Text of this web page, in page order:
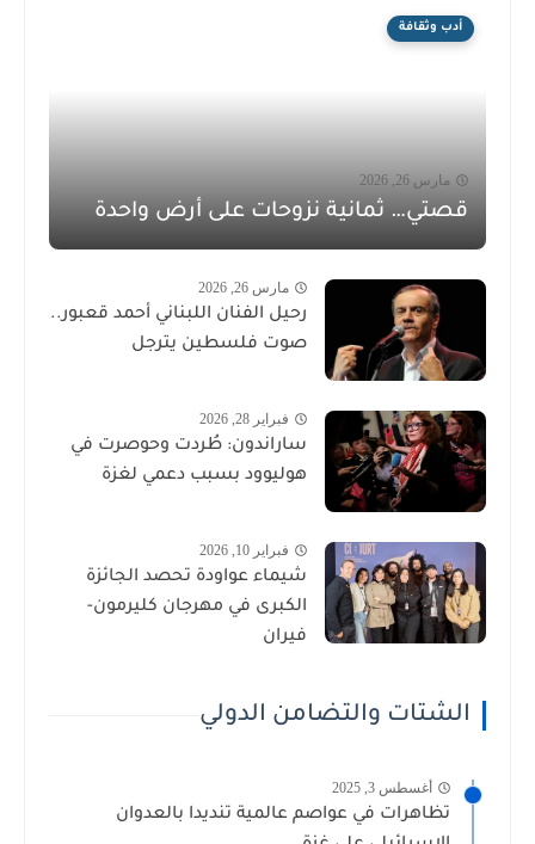
أدب وثقافة
مارس 26, 2026
قصتي… ثمانية نزوحات على أرض واحدة
مارس 26, 2026
رحيل الفنان اللبناني أحمد قعبور..
صوت فلسطين يترجل
فبراير 28, 2026
ساراندون: طُردت وحوصرت في
هوليوود بسبب دعمي لغزة
فبراير 10, 2026
شيماء عواودة تحصد الجائزة
الكبرى في مهرجان كليرمون-
فيران
الشتات والتضامن الدولي
أغسطس 3, 2025
تظاهرات في عواصم عالمية تنديدا بالعدوان